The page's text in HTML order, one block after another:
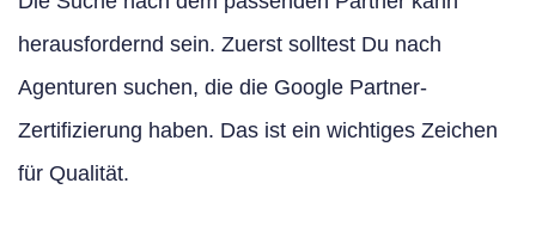
herausfordernd sein. Zuerst solltest Du nach
Agenturen suchen, die die Google Partner-
Zertifizierung haben. Das ist ein wichtiges Zeichen
für Qualität.